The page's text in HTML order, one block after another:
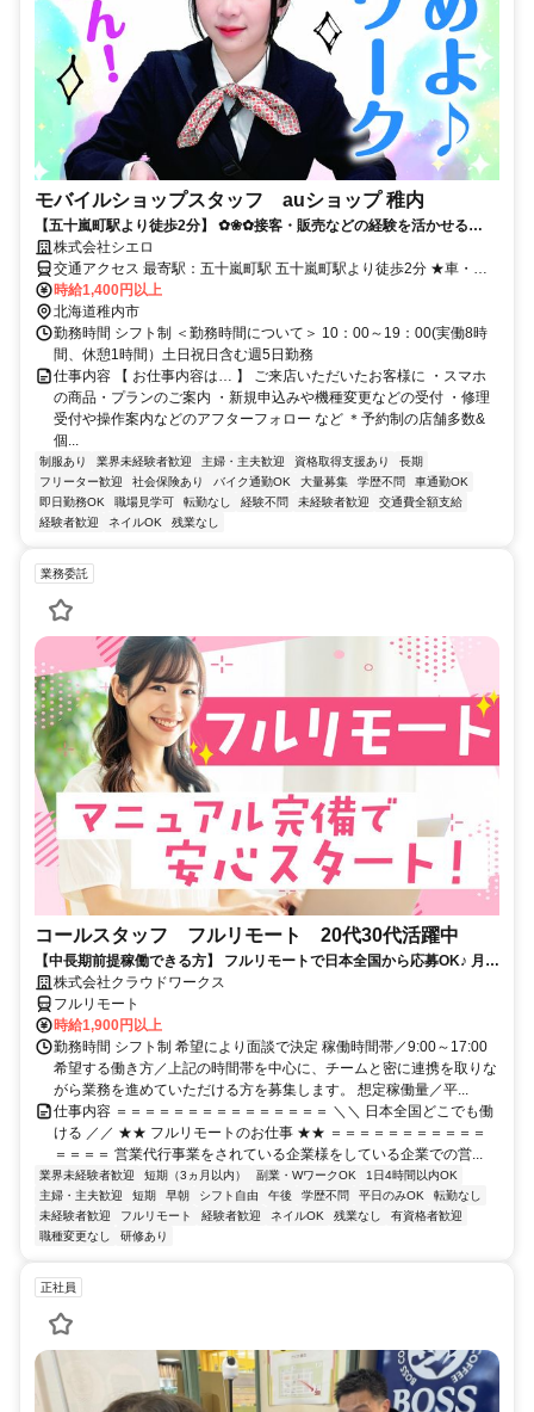
モバイルショップスタッフ auショップ 稚内
【五十嵐町駅より徒歩2分】 ✿❀✿接客・販売などの経験を活かせる
✿❀✿ 【高収入&理想の勤務地】で自分らしく働こう★
株式会社シエロ
交通アクセス 最寄駅：五十嵐町駅 五十嵐町駅より徒歩2分 ★車・バ
イク通勤OK
時給1,400円以上
北海道稚内市
勤務時間 シフト制 ＜勤務時間について＞ 10：00～19：00(実働8時
間、休憩1時間）土日祝日含む週5日勤務
仕事内容 【 お仕事内容は… 】 ご来店いただいたお客様に ・スマホ
の商品・プランのご案内 ・新規申込みや機種変更などの受付 ・修理
受付や操作案内などのアフターフォロー など ＊予約制の店舗多数&
個...
制服あり 業界未経験者歓迎 主婦・主夫歓迎 資格取得支援あり
長期
フリーター歓迎
社会保険あり バイク通勤OK 大量募集 学歴不問
車通勤OK
即日勤務OK
職場見学可 転勤なし 経験不問 未経験者歓迎
交通費全額支給
経験者歓迎
ネイルOK 残業なし
業務委託
コールスタッフ フルリモート 20代30代活躍中
【中長期前提稼働できる方】 フルリモートで日本全国から応募OK♪ 月稼
働80時間で安定収入！
株式会社クラウドワークス
フルリモート
時給1,900円以上
勤務時間 シフト制 希望により面談で決定 稼働時間帯／9:00～17:00
希望する働き方／上記の時間帯を中心に、チームと密に連携を取りな
がら業務を進めていただける方を募集します。 想定稼働量／平...
仕事内容 ＝＝＝＝＝＝＝＝＝＝＝＝＝＝＝ ＼＼ 日本全国どこでも働
ける ／／ ★★ フルリモートのお仕事 ★★ ＝＝＝＝＝＝＝＝＝＝＝
＝＝＝＝ 営業代行事業をされている企業様をしている企業での営...
業界未経験者歓迎 短期（3ヵ月以内） 副業・WワークOK
1日4時間以内OK
主婦・主夫歓迎
短期 早朝 シフト自由 午後 学歴不問 平日のみOK
転勤なし
未経験者歓迎
フルリモート 経験者歓迎 ネイルOK 残業なし
有資格者歓迎
職種変更なし
研修あり
正社員